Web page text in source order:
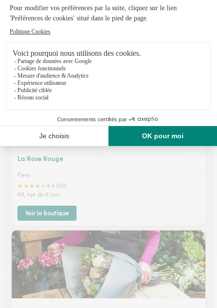
Flers
★★★★★3.7 (53)
Voir la boutique
La Rose Rouge
Flers
★★★★
4.4 (50)
68, rue du 6 juin
Voir la boutique